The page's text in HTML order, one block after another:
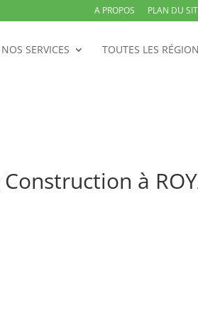
A PROPOS PLAN DU
NOS SERVICES TOUTES LES
à